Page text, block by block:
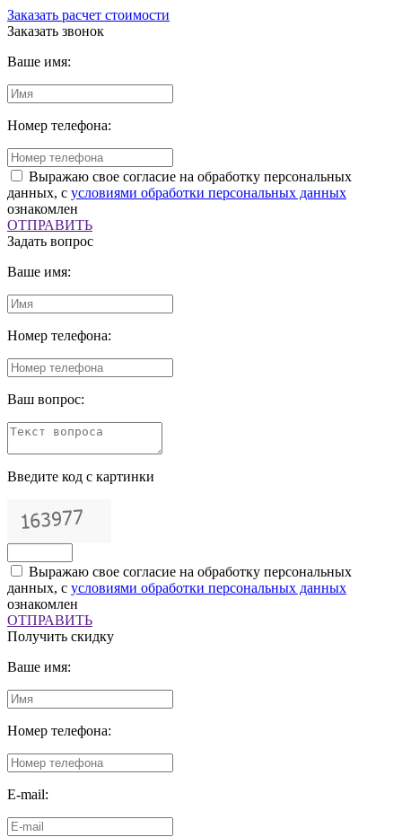
Заказать расчет стоимости
Заказать звонок
Ваше имя:
Номер телефона:
Выражаю свое согласие на обработку персональных
данных, с условиями обработки персональных данных
ознакомлен
ОТПРАВИТЬ
Задать вопрос
Ваше имя:
Номер телефона:
Ваш вопрос:
Введите код с картинки
Выражаю свое согласие на обработку персональных
данных, с условиями обработки персональных данных
ознакомлен
ОТПРАВИТЬ
Получить скидку
Ваше имя:
Номер телефона:
E-mail: